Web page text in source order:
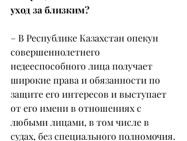
уход за близким?
– В Республике Казахстан опекун
совершеннолетнего
недееспособного лица получает
широкие права и обязанности по
защите его интересов и выступает
от его имени в отношениях с
любыми лицами, в том числе в
судах, без специального полномочия.